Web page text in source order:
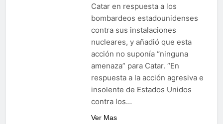
Catar en respuesta a los
bombardeos estadounidenses
contra sus instalaciones
nucleares, y añadió que esta
acción no suponía “ninguna
amenaza” para Catar. “En
respuesta a la acción agresiva e
insolente de Estados Unidos
contra los…
Ver Mas